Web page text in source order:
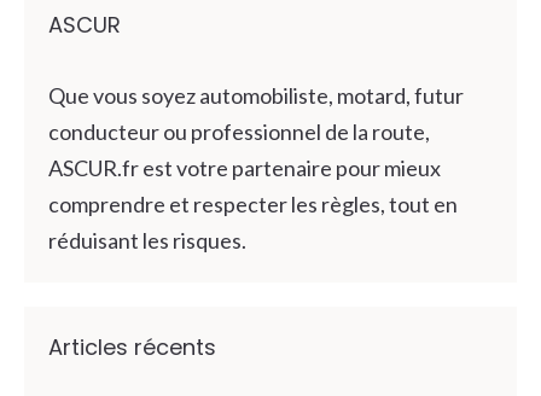
ASCUR
Que vous soyez automobiliste, motard, futur
conducteur ou professionnel de la route,
ASCUR.fr est votre partenaire pour mieux
comprendre et respecter les règles, tout en
réduisant les risques.
Articles récents